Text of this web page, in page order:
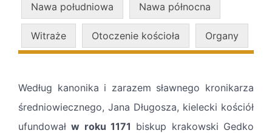
Nawa południowa Nawa północna
Witraże Otoczenie kościoła Organy
Według kanonika i zarazem sławnego kronikarza
średniowiecznego, Jana Długosza, kielecki kościół
ufundowałw roku 1171 biskup krakowski Gedko